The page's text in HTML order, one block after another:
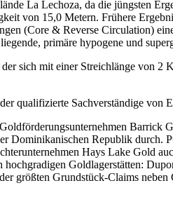
La Lechoza, da die jüngsten
von 15,0 Metern. Frühere
(Core & Reverse Circulation)
primäre hypogene und
sich mit einer Streichlänge von
qualifizierte Sachverständige von
Republik durch.
Hays Lake Gold
Goldlagerstätten:
größten Grundstück-Claims